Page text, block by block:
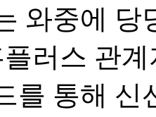
와중에 당
러스 관
를 통해